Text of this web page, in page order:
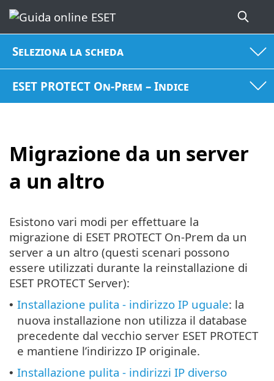
Seleziona la scheda
ESET PROTECT On-Prem – Indice
Migrazione da un server
a un altro
Esistono vari modi per effettuare la
migrazione di ESET PROTECT On-Prem da un
server a un altro (questi scenari possono
essere utilizzati durante la reinstallazione di
ESET PROTECT Server):
• Installazione pulita - indirizzo IP uguale: la
nuova installazione non utilizza il database
precedente dal vecchio server ESET PROTECT
e mantiene l’indirizzo IP originale.
• Installazione pulita - indirizzi IP diverso